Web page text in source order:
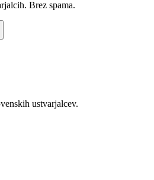
Brez spama.
ustvarjalcev.